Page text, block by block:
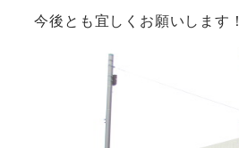
今後とも宜しくお願いします！